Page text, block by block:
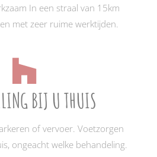
In een straal van 15km
met zeer ruime werktijden.
BIJ U THUIS
of vervoer. Voetzorgen
ongeacht welke behandeling.